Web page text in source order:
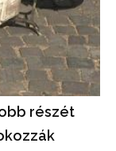
részét